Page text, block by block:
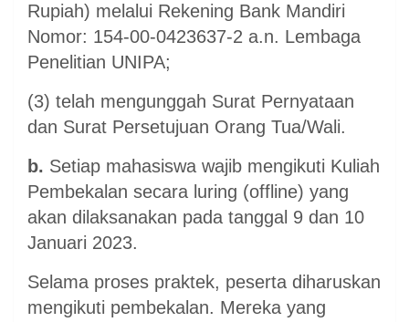
Rupiah) melalui Rekening Bank Mandiri
Nomor: 154-00-0423637-2 a.n. Lembaga
Penelitian UNIPA;
(3) telah mengunggah Surat Pernyataan
dan Surat Persetujuan Orang Tua/Wali.
b. Setiap mahasiswa wajib mengikuti Kuliah
Pembekalan secara luring (offline) yang
akan dilaksanakan pada tanggal 9 dan 10
Januari 2023.
Selama proses praktek, peserta diharuskan
mengikuti pembekalan. Mereka yang